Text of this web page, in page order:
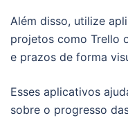
Além disso, utilize
projetos como Trello
e prazos de forma
Esses aplicativos
sobre o progresso